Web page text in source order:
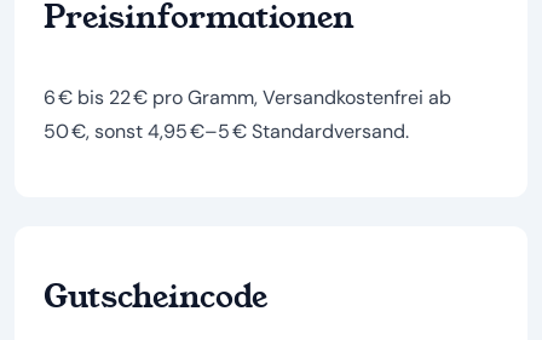
Preisinformationen
6 € bis 22 € pro Gramm, Versandkostenfrei ab
50 €, sonst 4,95 €–5 € Standardversand.
Gutscheincode